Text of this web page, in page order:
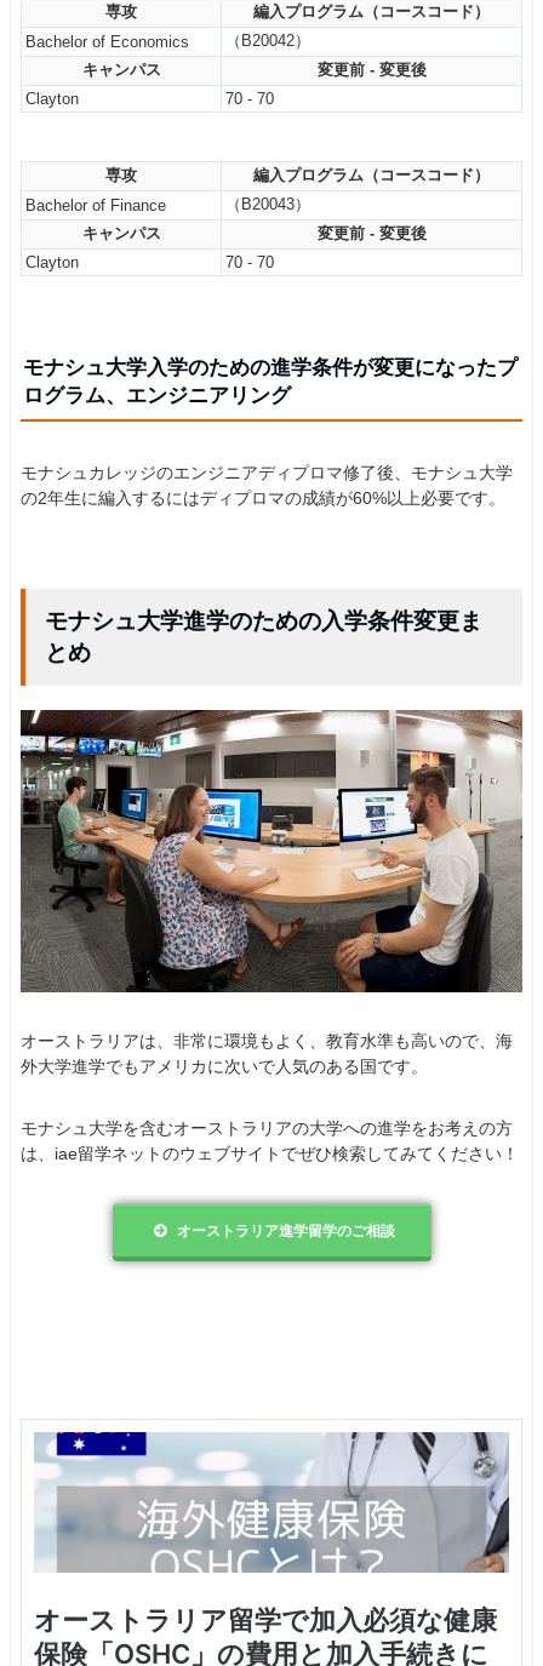
専攻
編入プログラム（コースコード）
Bachelor of Economics
（B20042）
キャンパス
変更前 - 変更後
Clayton
70 - 70
専攻
編入プログラム（コースコード）
Bachelor of Finance
（B20043）
キャンパス
変更前 - 変更後
Clayton
70 - 70
モナシュ大学入学のための進学条件が変更になったプ
ログラム、エンジニアリング
モナシュカレッジのエンジニアディプロマ修了後、モナシュ大学
の2年生に編入するにはディプロマの成績が60%以上必要です。
モナシュ大学進学のための入学条件変更ま
とめ
オーストラリアは、非常に環境もよく、教育水準も高いので、海
外大学進学でもアメリカに次いで人気のある国です。
モナシュ大学を含むオーストラリアの大学への進学をお考えの方
は、iae留学ネットのウェブサイトでぜひ検索してみてください！
オーストラリア進学留学のご相談